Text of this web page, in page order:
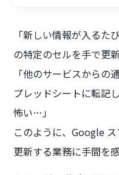
「新しい情報が入るた
の特定のセルを手で更
「他のサービスからの
プレッドシートに転記
怖い…」
このように、Google
更新する業務に手間を